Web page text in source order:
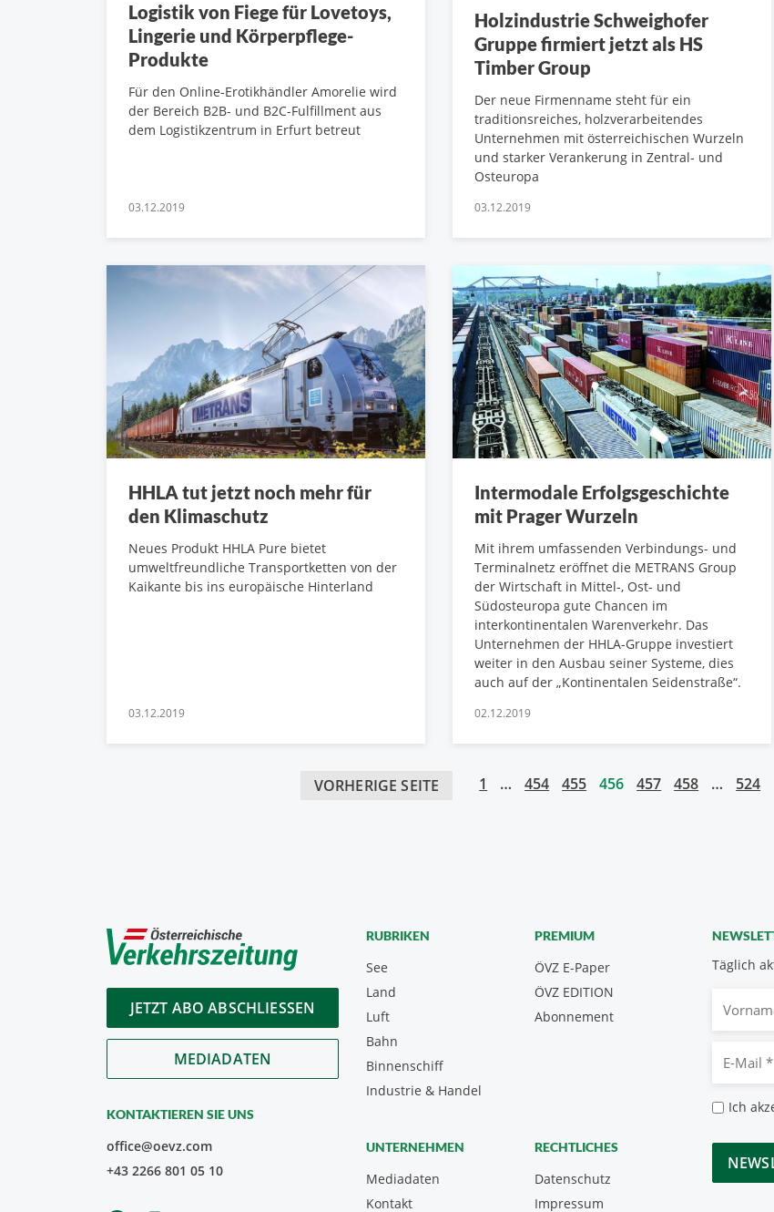
Logistik von Fiege für Lovetoys,
Lingerie und Körperpflege-
Produkte
Für den Online-Erotikhändler Amorelie wird
der Bereich B2B- und B2C-Fulfillment aus
dem Logistikzentrum in Erfurt betreut
03.12.2019
Holzindustrie Schweighofer
Gruppe firmiert jetzt als HS
Timber Group
Der neue Firmenname steht für ein
traditionsreiches, holzverarbeitendes
Unternehmen mit österreichischen Wurzeln
und starker Verankerung in Zentral- und
Osteuropa
03.12.2019
HHLA tut jetzt noch mehr für
den Klimaschutz
Neues Produkt HHLA Pure bietet
umweltfreundliche Transportketten von der
Kaikante bis ins europäische Hinterland
03.12.2019
Intermodale Erfolgsgeschichte
mit Prager Wurzeln
Mit ihrem umfassenden Verbindungs- und
Terminalnetz eröffnet die METRANS Group
der Wirtschaft in Mittel-, Ost- und
Südosteuropa gute Chancen im
interkontinentalen Warenverkehr. Das
Unternehmen der HHLA-Gruppe investiert
weiter in den Ausbau seiner Systeme, dies
auch auf der „Kontinentalen Seidenstraße“.
02.12.2019
VORHERIGE SEITE 1 … 454 455 456 457 458 … 524
JETZT ABO ABSCHLIESSEN
MEDIADATEN
KONTAKTIEREN SIE UNS
office@oevz.com
+43 2266 801 05 10
Täglich
Mail
Ich
RUBRIKEN
See
Land
Luft
Bahn
Binnenschiff
Industrie & Handel
PREMIUM
ÖVZ E-Paper
Abonnement
ÖVZ EDITION
UNTERNEHMEN
Mediadaten
Kontakt
RECHTLICHES
Datenschutz
Impressum